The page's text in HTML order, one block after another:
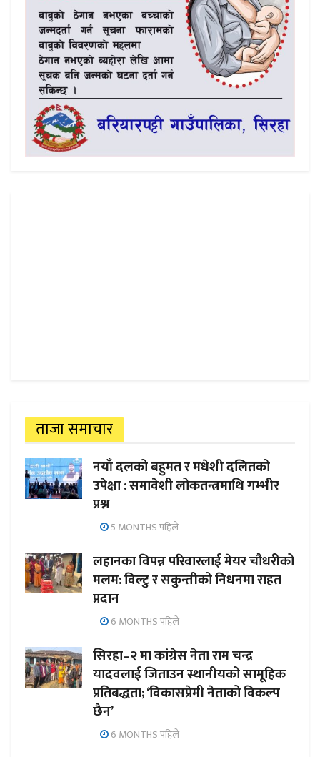
ताजा समाचार
नयाँ दलको बहुमत र मधेशी दलितको
उपेक्षा : समावेशी लोकतन्त्रमाथि गम्भीर
प्रश्न
5 MONTHS पहिले
लहानका विपन्न परिवारलाई मेयर चौधरीको
मलम: विल्टु र सकुन्तीको निधनमा राहत
प्रदान
6 MONTHS पहिले
सिरहा–२ मा कांग्रेस नेता राम चन्द्र
यादवलाई जिताउन स्थानीयको सामूहिक
प्रतिबद्धता; ‘विकासप्रेमी नेताको विकल्प
छैन’
6 MONTHS पहिले